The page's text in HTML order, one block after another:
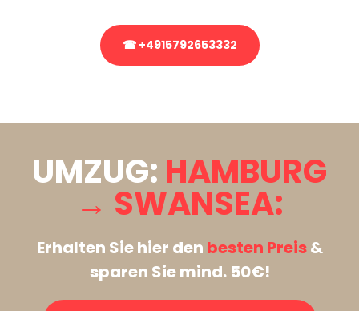
☎ +4915792653332
UMZUG: HAMBURG
→ SWANSEA:
Erhalten Sie hier den besten Preis&
sparen Sie mind. 50€!